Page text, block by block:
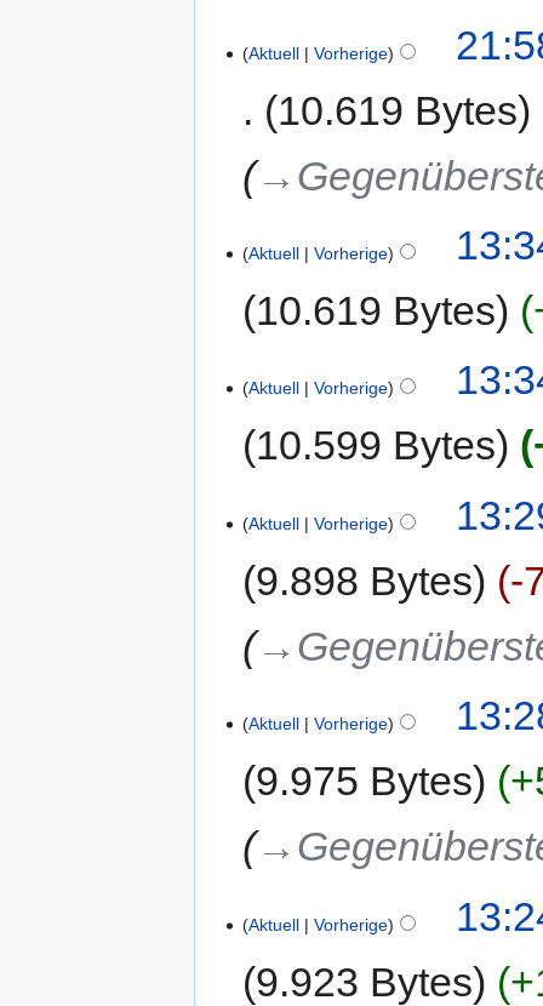
Aktuell Vorherige
10.619 Bytes
Aktuell Vorherige
10.619 Bytes
Aktuell Vorherige
10.599 Bytes
Aktuell Vorherige
9.898 Bytes
-
Aktuell Vorherige
9.975 Bytes
Aktuell Vorherige
9.923 Bytes